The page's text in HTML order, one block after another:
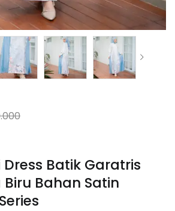
Batik Garatris
Biru Bahan Satin